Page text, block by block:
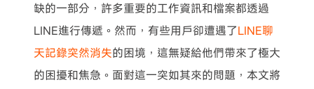
缺的一部分，許多重要的工作資訊和檔案都透過
LINE進行傳遞。然而，有些用戶卻遭遇了LINE聊
天記錄突然消失的困境，這無疑給他們帶來了極大
的困擾和焦急。面對這一突如其來的問題，本文將